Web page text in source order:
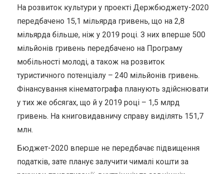
На розвиток культури у проекті Держбюджету-2020
передбачено 15,1 мільярда гривень, що на 2,8
мільярда більше, ніж у 2019 році. З них вперше 500
мільйонів гривень передбачено на Програму
мобільності молоді, а також на розвиток
туристичного потенціалу – 240 мільйонів гривень.
Фінансування кінематографа планують здійснювати
у тих же обсягах, що й у 2019 році – 1,5 млрд
гривень. На книговидавничу справу виділять 151,7
млн.
Бюджет-2020 вперше не передбачає підвищення
податків, зате планує залучити чималі кошти за